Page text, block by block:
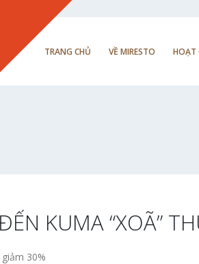
TRANG CHỦ VỀ MIRESTO HOẠT
KUMA “XOÃ”
30%